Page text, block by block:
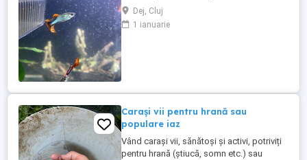
Dej, Cluj
1 ianuarie
Carași vii pentru hrană sau
populare iaz
Vând carași vii, sănătoși și activi, potriviți
pentru hrană (știucă, somn etc.) sau